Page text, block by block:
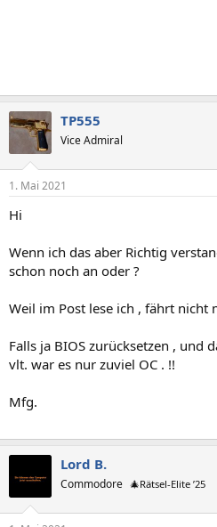
TP555
Vice Admiral
1. Mai 2021
Hi
Wenn ich das aber Richtig
schon noch an oder ?
Weil im Post lese ich , fährt nicht
Falls ja BIOS zurücksetzen , und
vlt. war es nur zuviel OC . !!
Mfg.
Lord B.
Commodore 🎄Rätsel-Elite ’25